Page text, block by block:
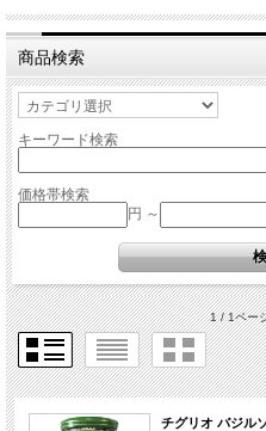
商品検索
キーワード検索
価格帯検索
円 ～
1 / 1ペー
チグリオ バジル